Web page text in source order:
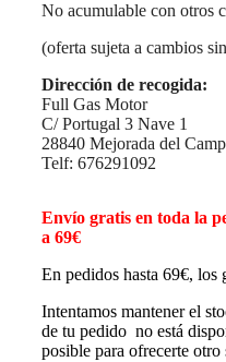
No acumulable con otros
(oferta sujeta a cambios
Dirección de recogida:
Full Gas Motor
C/ Portugal 3 Nave 1
28840 Mejorada del
Telf: 676291092
Envío gratis en toda la
a 69€
En pedidos hasta 69€, los
Intentamos mantener el
de tu pedido no está
posible para ofrecerte